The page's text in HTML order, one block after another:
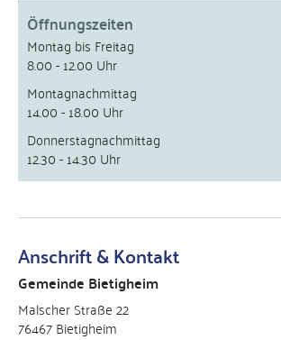
Öffnungszeiten
Montag bis Freitag
8.00 - 12.00 Uhr
Montagnachmittag
14.00 - 18.00 Uhr
Donnerstagnachmittag
12.30 - 14.30 Uhr
Anschrift & Kontakt
Gemeinde Bietigheim
Malscher Straße 22
76467 Bietigheim